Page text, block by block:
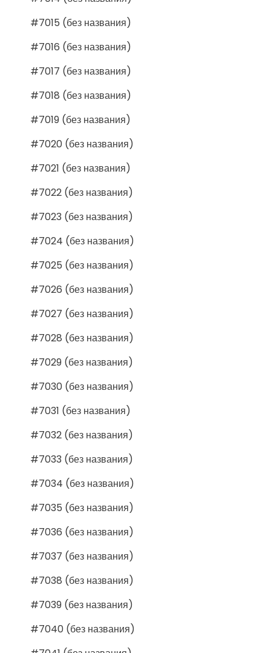
#7015 (без названия)
#7016 (без названия)
#7017 (без названия)
#7018 (без названия)
#7019 (без названия)
#7020 (без названия)
#7021 (без названия)
#7022 (без названия)
#7023 (без названия)
#7024 (без названия)
#7025 (без названия)
#7026 (без названия)
#7027 (без названия)
#7028 (без названия)
#7029 (без названия)
#7030 (без названия)
#7031 (без названия)
#7032 (без названия)
#7033 (без названия)
#7034 (без названия)
#7035 (без названия)
#7036 (без названия)
#7037 (без названия)
#7038 (без названия)
#7039 (без названия)
#7040 (без названия)